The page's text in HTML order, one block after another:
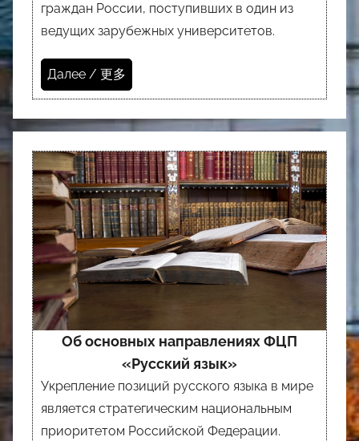
граждан России, поступивших в один из
ведущих зарубежных университетов.
Далее / 更多
Об основных направлениях ФЦП
«Русский язык»
Укрепление позиций русского языка в мире
является стратегическим национальным
приоритетом Российской Федерации.